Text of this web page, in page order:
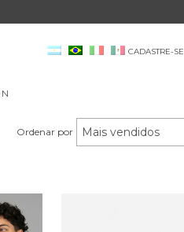
CADASTRE-SE
Ordenar por